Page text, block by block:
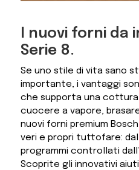
I nuovi forni da
Serie 8.
Se uno stile di vita sano
importante, i vantaggi
che supporta una
cuocere a vapore,
nuovi forni premium
veri e propri tuttofare:
programmi controllati
Scoprite gli innovativi